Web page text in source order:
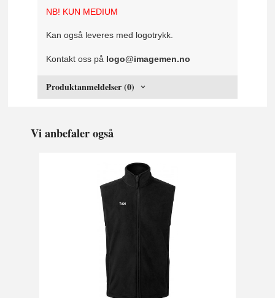
NB! KUN MEDIUM
Kan også leveres med logotrykk.
Kontakt oss på logo@imagemen.no
Produktanmeldelser (0)
Vi anbefaler også